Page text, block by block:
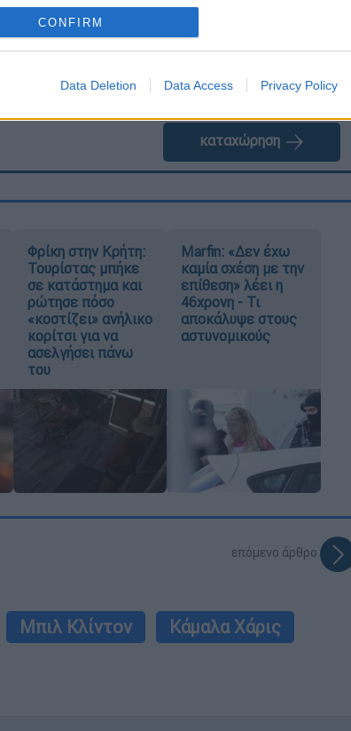
CONFIRM
Data Deletion Data Access Privacy Policy
καταχώρηση
Φρίκη στην Κρήτη:
Τουρίστας μπήκε
σε κατάστημα και
ρώτησε πόσο
«κοστίζει» ανήλικο
κορίτσι για να
ασελγήσει πάνω
του
Marfin: «Δεν έχω
καμία σχέση με την
επίθεση» λέει η
46χρονη - Τι
αποκάλυψε στους
αστυνομικούς
επόμενο άρθρο
Μπιλ Κλίντον
Κάμαλα Χάρις